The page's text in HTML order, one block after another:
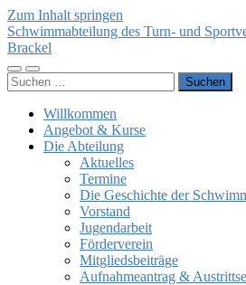
Zum Inhalt springen
Schwimmabteilung des Turn- und
Brackel
Mobile-
Menü
Suchfeld
ein-/ausblenden
Suchen
nach:
Willkommen
Angebot & Kurse
Die Abteilung
Aktuelles
Termine
Die Geschichte der
Vorstand
Jugendarbeit
Förderverein
Mitgliedsbeiträge
Aufnahmeantrag &